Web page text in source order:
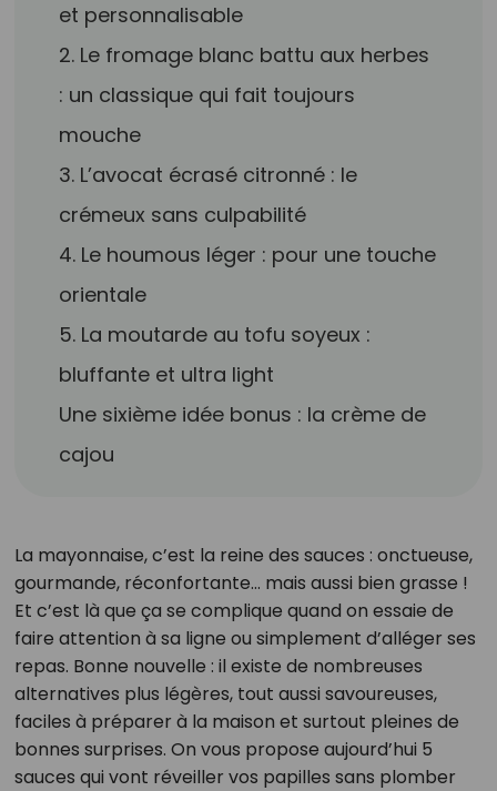
et personnalisable
2. Le fromage blanc battu aux herbes
: un classique qui fait toujours
mouche
3. L’avocat écrasé citronné : le
crémeux sans culpabilité
4. Le houmous léger : pour une touche
orientale
5. La moutarde au tofu soyeux :
bluffante et ultra light
Une sixième idée bonus : la crème de
cajou
La mayonnaise, c’est la reine des sauces : onctueuse,
gourmande, réconfortante… mais aussi bien grasse !
Et c’est là que ça se complique quand on essaie de
faire attention à sa ligne ou simplement d’alléger ses
repas. Bonne nouvelle : il existe de nombreuses
alternatives plus légères, tout aussi savoureuses,
faciles à préparer à la maison et surtout pleines de
bonnes surprises. On vous propose aujourd’hui 5
sauces qui vont réveiller vos papilles sans plomber